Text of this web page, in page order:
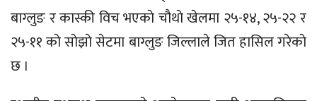
बाग्लुङ र कास्की विच भएकाे चाैथाे खेलमा २५-१४, २५-२२ र
२५-११ काे साेझाे सेटमा बाग्लुङ जिल्लाले जित हासिल गरेकाे
छ ।